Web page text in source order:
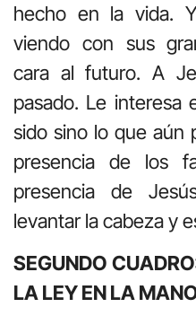
hecho en la vida.
viendo con sus
cara al futuro. A
pasado. Le interesa
sido sino lo que aún
presencia de los
presencia de
levantar la cabeza y
SEGUNDO
LA LEY EN LA